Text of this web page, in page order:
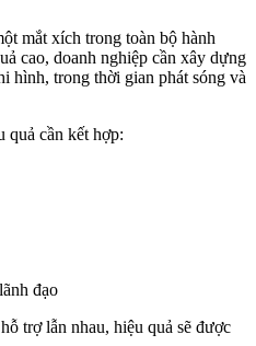
mắt xích trong toàn bộ hành
cao, doanh nghiệp cần xây dựng
hình, trong thời gian phát sóng và
quả cần kết hợp:
đạo
trợ lẫn nhau, hiệu quả sẽ được